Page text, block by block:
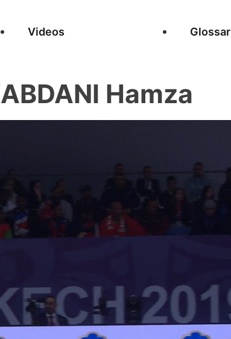
Videos Glossar
Hamza